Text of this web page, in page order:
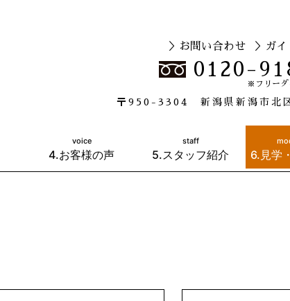
＞お問い合わせ ＞ガ
0120-
※フリーダ
〒950-3304 新潟県新潟市北
voice
4.お客様の声
staff
5.スタッフ紹介 6.見学